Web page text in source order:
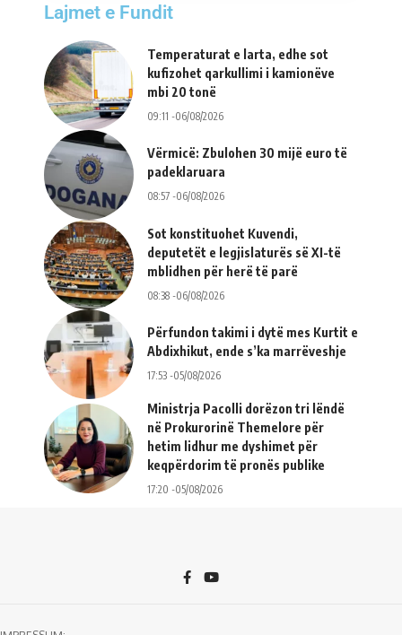
Lajmet e Fundit
Temperaturat e larta, edhe sot
kufizohet qarkullimi i kamionëve
mbi 20 tonë
09:11 -06/08/2026
Vërmicë: Zbulohen 30 mijë euro të
padeklaruara
08:57 -06/08/2026
Sot konstituohet Kuvendi,
deputetët e legjislaturës së XI-të
mblidhen për herë të parë
08:38 -06/08/2026
Përfundon takimi i dytë mes Kurtit e
Abdixhikut, ende s’ka marrëveshje
17:53 -05/08/2026
Ministrja Pacolli dorëzon tri lëndë
në Prokurorinë Themelore për
hetim lidhur me dyshimet për
keqpërdorim të pronës publike
17:20 -05/08/2026